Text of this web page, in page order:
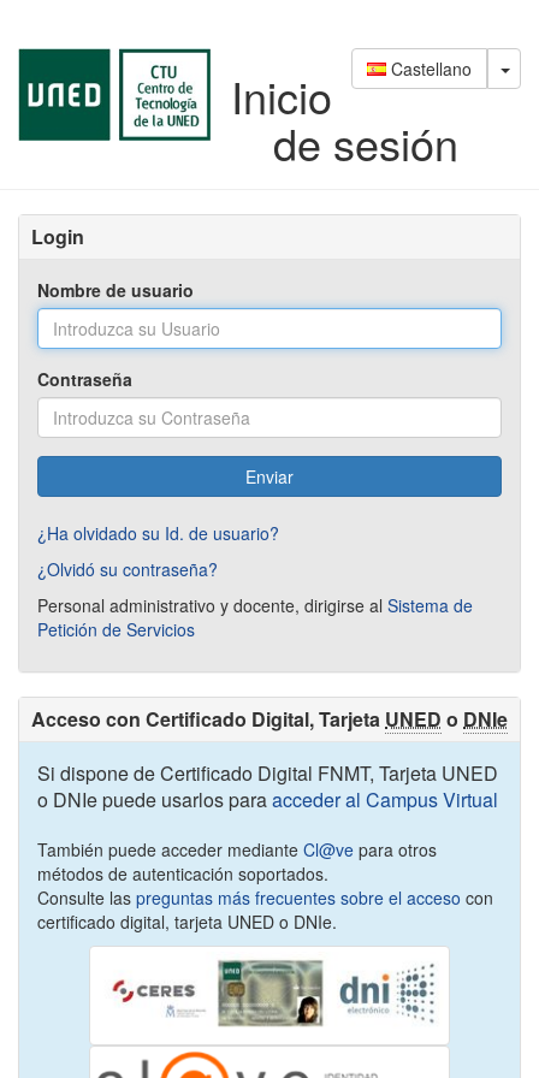
Castellano
Inicio
de sesión
Login
Nombre de usuario
Contraseña
¿Ha olvidado su Id. de usuario?
¿Olvidó su contraseña?
Personal administrativo y docente, dirigirse al Sistema de
Petición de Servicios
Acceso con Certificado Digital, Tarjeta UNED o DNIe
Si dispone de Certificado Digital FNMT, Tarjeta UNED
o DNIe puede usarlos paraacceder al Campus Virtual
También puede acceder mediante Cl@ve para otros
métodos de autenticación soportados.
Consulte las preguntas más frecuentes sobre el acceso con
certificado digital, tarjeta UNED o DNIe.